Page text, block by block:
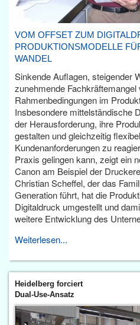
VOM OFFSET ZUM
PRODUKTIONSMODELLE
WANDEL
Sinkende Auflagen, steigender
zunehmende Fachkräftemangel
Rahmenbedingungen im
Insbesondere mittelständische
der Herausforderung, ihre
gestalten und gleichzeitig
Kundenanforderungen zu
Praxis gelingen kann, zeigt ein
Canon am Beispiel der
Christian Scheffel, der das
Generation führt, hat die
Digitaldruck umgestellt und
weitere Entwicklung des
Weiterlesen...
Heidelberg forciert
Dual-Use-Ansatz